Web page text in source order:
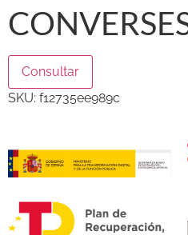
Consultar
SKU: f12735ee989c